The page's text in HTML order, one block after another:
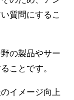
質問にするこ
の製品やサー
ことです。
イメージ向上